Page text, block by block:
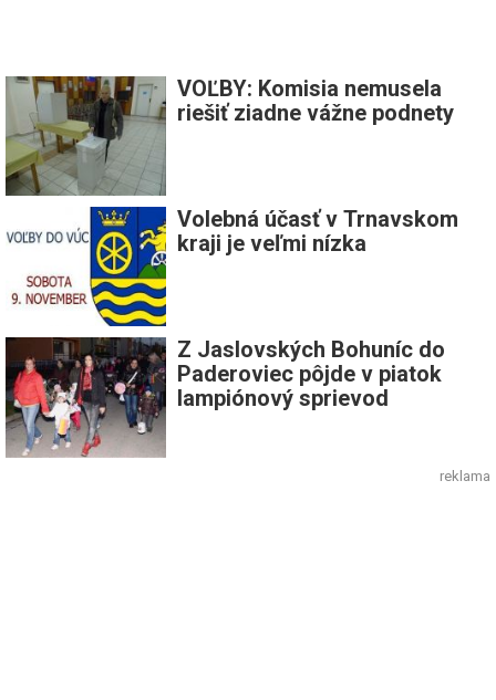
VOĽBY: Komisia nemusela
riešiť ziadne vážne podnety
Volebná účasť v Trnavskom
kraji je veľmi nízka
Z Jaslovských Bohuníc do
Paderoviec pôjde v piatok
lampiónový sprievod
reklama